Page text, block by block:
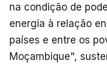
na condição de
energia à relação
países e entre os
Moçambique",